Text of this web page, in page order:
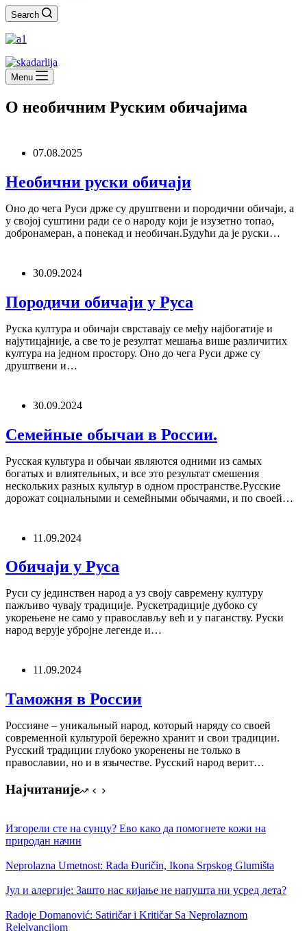
Search
Menu
О необичним Руским обичајима
07.08.2025
Необични руски обичаји
Оно до чега Руси држе су друштвени и породични обичаји, а
у својој суштини ради се о народу који је изузетно топао,
добронамеран, а понекад и необичан.Будући да је руски…
30.09.2024
Породичи обичаји у Руса
Руска култура и обичаји сврставају се међу најбогатије и
најутицајније, а све то је резултат мешања више различитих
култура на једном простору. Оно до чега Руси држе су
друштвени и…
30.09.2024
Семейные обычаи в России.
Русская культура и обычаи являются одними из самых
богатых и влиятельных, и все это результат смешения
нескольких разных культур в одном пространстве.Русские
дорожат социальными и семейными обычаями, и по своей…
11.09.2024
Обичаји у Руса
Руси су јединствен народ а уз своју савремену културу
пажљиво чувају традиције. Рускетрадиције дубоко су
укорењене не само у православљу већ и у паганству. Руски
народ верује убројне легенде и…
11.09.2024
Таможня в России
Россияне – уникальный народ, который наряду со своей
современной культурой бережно хранит и свои традиции.
Русский традиции глубоко укоренены не только в
православии, но и в язычестве. Русский народ верит…
Најчитаније
Изгорели сте на сунцу? Ево како да помогнете кожи на
природан начин
Neprolazna Umetnost: Rada Đuričin, Ikonа Srpskog Glumištа
Јул и алергије: Зашто нас кијање не напушта ни усред лета?
Radoje Domanović: Satiričar i Kritičar Sa Neprolaznom
Relelvancijom